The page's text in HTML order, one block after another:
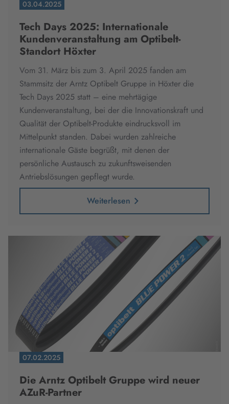
03.04.2025
Tech Days 2025: Internationale
Kundenveranstaltung am Optibelt-
Standort Höxter
Vom 31. März bis zum 3. April 2025 fanden am
Stammsitz der Arntz Optibelt Gruppe in Höxter die
Tech Days 2025 statt – eine mehrtägige
Kundenveranstaltung, bei der die Innovationskraft und
Qualität der Optibelt-Produkte eindrucksvoll im
Mittelpunkt standen. Dabei wurden zahlreiche
internationale Gäste begrüßt, mit denen der
persönliche Austausch zu zukunftsweisenden
Antriebslösungen gepflegt wurde.
Weiterlesen
07.02.2025
Die Arntz Optibelt Gruppe wird neuer
AZuR-Partner